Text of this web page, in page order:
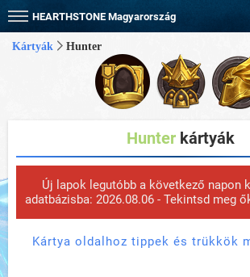
HEARTHSTONE Magyarország
Kártyák Hunter
Hunter kártyák
Új lapok legutóbb a következő napon
adatbázisba: 2026.08.06 - Tekintsd meg
Kártya oldalhoz tippek és trükkök